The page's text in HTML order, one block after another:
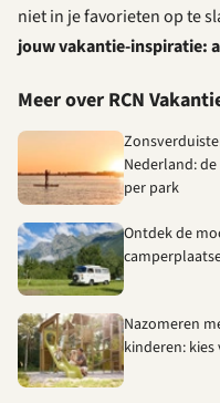
niet in je favorieten op te
jouwvakantie-inspiratie:
Meer over RCN
Nederland:
per park
Ontdek de
Nazomeren
kinderen: